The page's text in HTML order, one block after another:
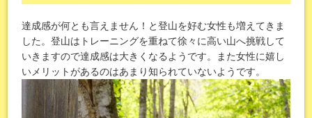
達成感が何とも言えません！と登山を好む女性も増えてきま
した。登山はトレーニングを重ねて徐々に高い山へ挑戦して
いきますので達成感は大きくなるようです。また女性に嬉し
いメリットがあるのはあまり知られていないようです。